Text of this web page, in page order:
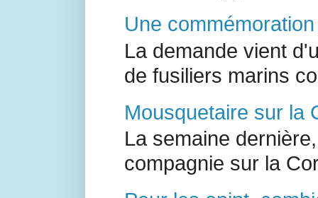
Une
La demande vient
de fusiliers marins
Mousquetaire sur la
La semaine
compagnie sur la